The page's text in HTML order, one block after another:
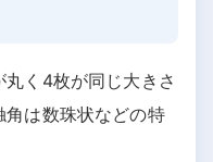
く4枚が同じ大きさ
角は数珠状などの特